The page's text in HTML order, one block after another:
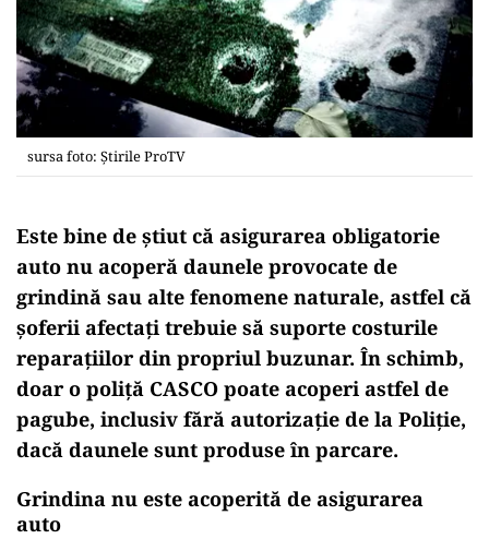
sursa foto: Știrile ProTV
Este bine de știut că asigurarea obligatorie
auto nu acoperă daunele provocate de
grindină sau alte fenomene naturale, astfel că
șoferii afectați trebuie să suporte costurile
reparațiilor din propriul buzunar. În schimb,
doar o poliță CASCO poate acoperi astfel de
pagube, inclusiv fără autorizație de la Poliție,
dacă daunele sunt produse în parcare.
Grindina nu este acoperită de asigurarea
auto